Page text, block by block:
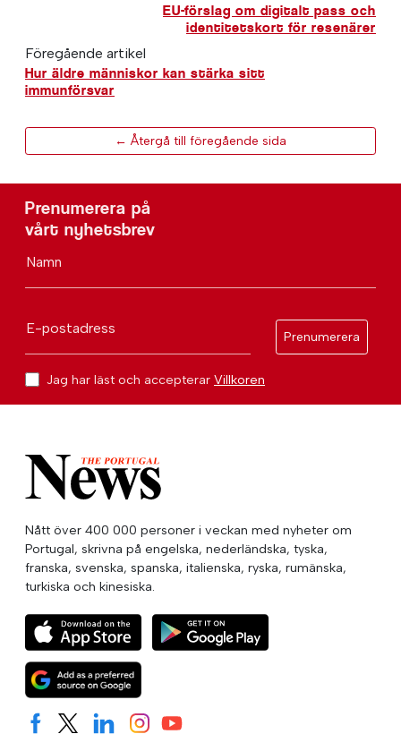
EU-förslag om digitalt pass och
identitetskort för resenärer
Föregående artikel
Hur äldre människor kan stärka sitt
immunförsvar
← Återgå till föregående sida
Prenumerera på
vårt nyhetsbrev
Namn
E-postadress
Prenumerera
Jag har läst och accepterar Villkoren
Nått över 400 000 personer i veckan med nyheter om
Portugal, skrivna på engelska, nederländska, tyska,
franska, svenska, spanska, italienska, ryska, rumänska,
turkiska och kinesiska.